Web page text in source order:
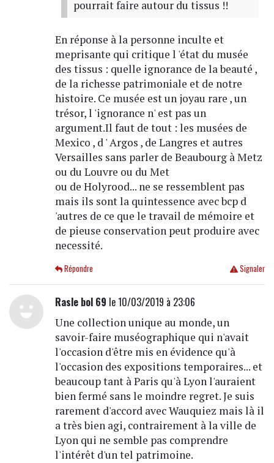
pourrait faire autour du tissus !!
En réponse à la personne inculte et
meprisante qui critique l 'état du musée
des tissus : quelle ignorance de la beauté ,
de la richesse patrimoniale et de notre
histoire. Ce musée est un joyau rare , un
trésor, l 'ignorance n' est pas un
argument.Il faut de tout : les musées de
Mexico , d ' Argos , de Langres et autres
Versailles sans parler de Beaubourg à Metz
ou du Louvre ou du Met
ou de Holyrood... ne se ressemblent pas
mais ils sont la quintessence avec bcp d
'autres de ce que le travail de mémoire et
de pieuse conservation peut produire avec
necessité.
Signaler
Répondre
Rasle bol 69 le 10/03/2019 à 23:06
Une collection unique au monde, un
savoir-faire muséographique qui n'avait
l'occasion d'être mis en évidence qu'à
l'occasion des expositions temporaires... et
beaucoup tant à Paris qu'à Lyon l'auraient
bien fermé sans le moindre regret. Je suis
rarement d'accord avec Wauquiez mais là il
a très bien agi, contrairement à la ville de
Lyon qui ne semble pas comprendre
l'intérêt d'un tel patrimoine.